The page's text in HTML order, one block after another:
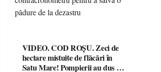
VIDEO. COD ROȘU. Zeci de
hectare mistuite de flăcări în
Satu Mare! Pompierii au dus o